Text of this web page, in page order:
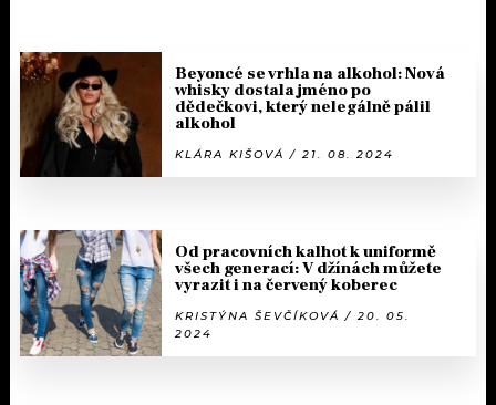
Beyoncé se vrhla na alkohol: Nová
whisky dostala jméno po
dědečkovi, který nelegálně pálil
alkohol
KLÁRA KIŠOVÁ / 21. 08. 2024
Od pracovních kalhot k uniformě
všech generací: V džínách můžete
vyrazit i na červený koberec
KRISTÝNA ŠEVČÍKOVÁ / 20. 05.
2024